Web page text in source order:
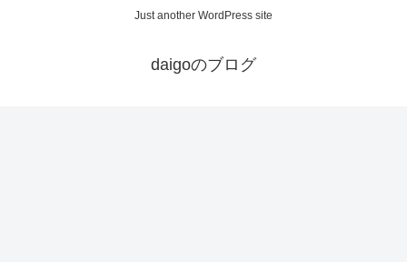
Just another WordPress site
daigoのブログ